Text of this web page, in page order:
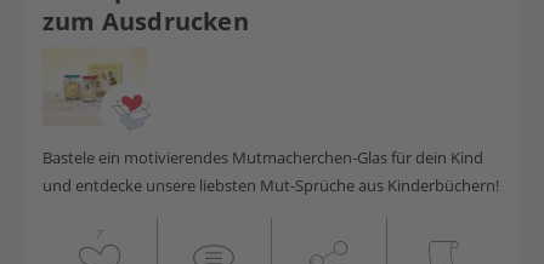
zum Ausdrucken
Bastele ein motivierendes Mutmacherchen-Glas für dein Kind
und entdecke unsere liebsten Mut-Sprüche aus Kinderbüchern!
7